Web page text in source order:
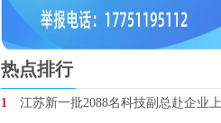
热点排行
1 江苏新一批2088名科技副总赴企业